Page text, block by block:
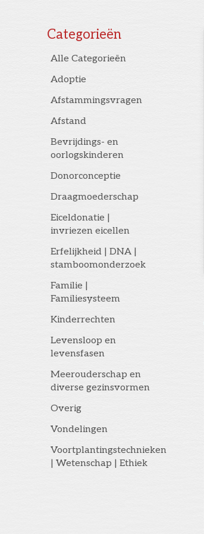
Categorieën
Alle Categorieën
Adoptie
Afstammingsvragen
Afstand
Bevrijdings- en
oorlogskinderen
Donorconceptie
Draagmoederschap
Eiceldonatie |
invriezen eicellen
Erfelijkheid | DNA |
stamboomonderzoek
Familie |
Familiesysteem
Kinderrechten
Levensloop en
levensfasen
Meerouderschap en
diverse gezinsvormen
Overig
Vondelingen
Voortplantingstechnieken
| Wetenschap | Ethiek